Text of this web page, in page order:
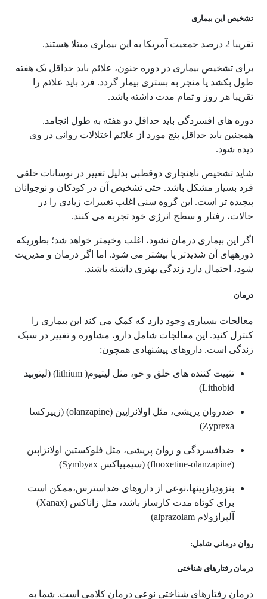
تشخیص این بیماری
تقریبا 2 درصد جمعیت آمریکا به این بیماری مبتلا هستند.
برای تشخیص بیماری در دوره جنون، علائم باید حداقل یک هفته
طول بکشد یا منجر به بستری بیمار گردد. فرد باید علائم را
تقریبا هر روز و تمام مدت داشته باشد.
دوره های افسردگی باید حداقل دو هفته به طول انجامد.
همچنین باید حداقل پنج مورد از علائم اختلالات روانی در وی
دیده شود.
شاید تشخیص ناهنجاری دوقطبی بدلیل تغییر در نوسانات خلقی
فرد بسیار مشکل باشد. حتی تشخیص آن در کودکان و نوجوانان
پیچیده تر است. این گروه سنی اغلب تغییرات زیادی را در
حالات، رفتار و سطح انرژی خود تجربه می کنند.
اگر این بیماری درمان نشود، اغلب وخیم­تر خواهد شد؛ بطوریکه
دوره­های آن شدیدتر یا بیشتر می شود. اما اگر درمان و مدیریت
شود، احتمال دارد زندگی بهتری داشته باشند.
درمان
معالجات بسیاری وجود دارد که کمک می­ کند این بیماری را
کنترل کنید. این معالجات شامل دارو، مشاوره و تغییر در سبک
زندگی است. داروهای پیشنهادی همچون:
تثبیت کننده های خلق و خو، مثل لیتیوم( lithium) (لیتوبید
Lithobid
)
ضدروان پریشی، مثل اولانزاپین (olanzapine) (زیپرکسا
Zyprexa
)
ضدافسردگی و روان پریشی، مثل فلوکستین اولانزاپین
(
fluoxetine-olanzapine) (سیمبیاکس Symbyax
)
بنزودیازپین­ها،نوعی از داروهای ضداسترس،ممکن است
برای کوتاه مدت کارساز باشد، مثل زاناکس (Xanax
)
آلپرازولام alprazolam
)
روان درمانی شامل:
درمان رفتارهای شناختی
درمان رفتارهای شناختی نوعی درمان کلامی است. شما به